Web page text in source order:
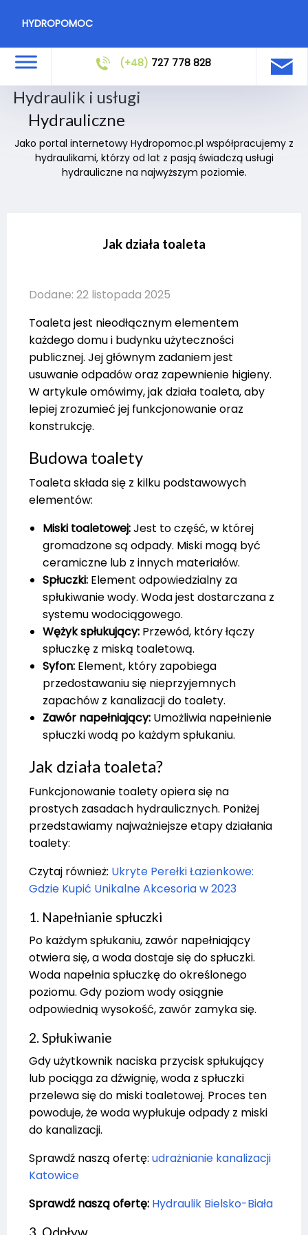
HYDROPOMOC
(+48) 727 778 828
Hydraulik i usługi
Hydrauliczne
Jako portal internetowy Hydropomoc.pl współpracujemy z
hydraulikami, którzy od lat z pasją świadczą usługi
hydrauliczne na najwyższym poziomie.
Jak działa toaleta
Dodane: 22 listopada 2025
Toaleta jest nieodłącznym elementem
każdego domu i budynku użyteczności
publicznej. Jej głównym zadaniem jest
usuwanie odpadów oraz zapewnienie higieny.
W artykule omówimy, jak działa toaleta, aby
lepiej zrozumieć jej funkcjonowanie oraz
konstrukcję.
Budowa toalety
Toaleta składa się z kilku podstawowych
elementów:
Miski toaletowej:Jest to część, w której
gromadzone są odpady. Miski mogą być
ceramiczne lub z innych materiałów.
Spłuczki: Element odpowiedzialny za
spłukiwanie wody. Woda jest dostarczana z
systemu wodociągowego.
Wężyk spłukujący: Przewód, który łączy
spłuczkę z miską toaletową.
Syfon: Element, który zapobiega
przedostawaniu się nieprzyjemnych
zapachów z kanalizacji do toalety.
Zawór napełniający: Umożliwia napełnienie
spłuczki wodą po każdym spłukaniu.
Jak działa toaleta?
Funkcjonowanie toalety opiera się na
prostych zasadach hydraulicznych. Poniżej
przedstawiamy najważniejsze etapy działania
toalety:
Czytaj również: Ukryte Perełki Łazienkowe:
Gdzie Kupić Unikalne Akcesoria w 2023
1. Napełnianie spłuczki
Po każdym spłukaniu, zawór napełniający
otwiera się, a woda dostaje się do spłuczki.
Woda napełnia spłuczkę do określonego
poziomu. Gdy poziom wody osiągnie
odpowiednią wysokość, zawór zamyka się.
2. Spłukiwanie
Gdy użytkownik naciska przycisk spłukujący
lub pociąga za dźwignię, woda z spłuczki
przelewa się do miski toaletowej. Proces ten
powoduje, że woda wypłukuje odpady z miski
do kanalizacji.
Sprawdź naszą ofertę: udrażnianie kanalizacji
Katowice
Sprawdź naszą ofertę: Hydraulik Bielsko-Biała
3. Odpływ